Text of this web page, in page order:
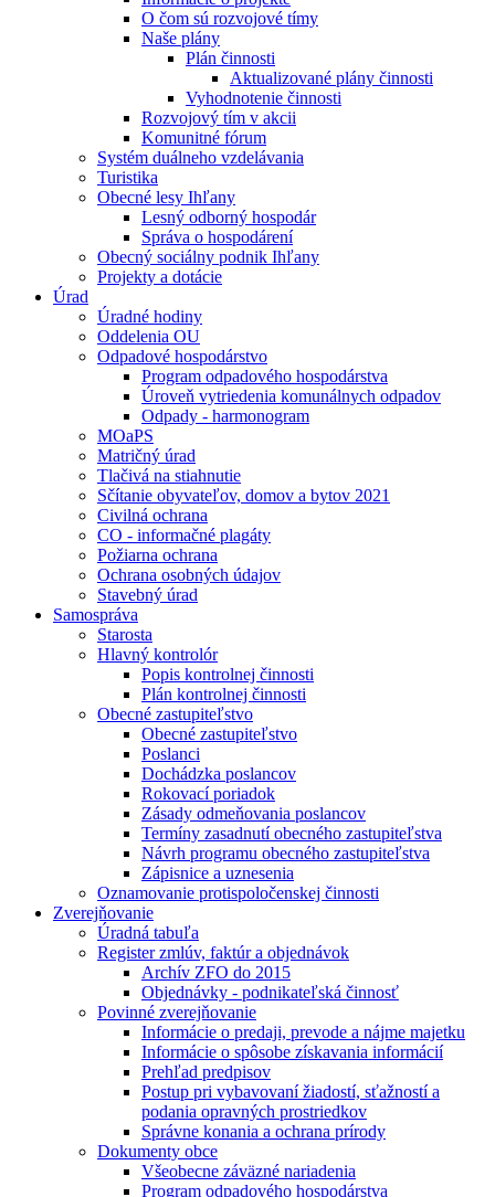
O čom sú rozvojové tímy
Naše plány
Plán činnosti
Aktualizované plány činnosti
Vyhodnotenie činnosti
Rozvojový tím v akcii
Komunitné fórum
Systém duálneho vzdelávania
Turistika
Obecné lesy Ihľany
Lesný odborný hospodár
Správa o hospodárení
Obecný sociálny podnik Ihľany
Projekty a dotácie
Úrad
Úradné hodiny
Oddelenia OU
Odpadové hospodárstvo
Program odpadového hospodárstva
Úroveň vytriedenia komunálnych odpadov
Odpady - harmonogram
MOaPS
Matričný úrad
Tlačivá na stiahnutie
Sčítanie obyvateľov, domov a bytov 2021
Civilná ochrana
CO - informačné plagáty
Požiarna ochrana
Ochrana osobných údajov
Stavebný úrad
Samospráva
Starosta
Hlavný kontrolór
Popis kontrolnej činnosti
Plán kontrolnej činnosti
Obecné zastupiteľstvo
Obecné zastupiteľstvo
Poslanci
Dochádzka poslancov
Rokovací poriadok
Zásady odmeňovania poslancov
Termíny zasadnutí obecného zastupiteľstva
Návrh programu obecného zastupiteľstva
Zápisnice a uznesenia
Oznamovanie protispoločenskej činnosti
Zverejňovanie
Úradná tabuľa
Register zmlúv, faktúr a objednávok
Archív ZFO do 2015
Objednávky - podnikateľská činnosť
Povinné zverejňovanie
Informácie o predaji, prevode a nájme majetku
Informácie o spôsobe získavania informácií
Prehľad predpisov
Postup pri vybavovaní žiadostí, sťažností a
podania opravných prostriedkov
Správne konania a ochrana prírody
Dokumenty obce
Všeobecne záväzné nariadenia
Program odpadového hospodárstva